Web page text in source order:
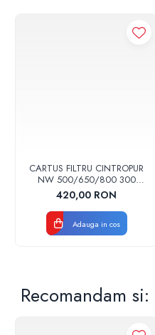
CARTUS FILTRU CINTROPUR
NW 500/650/800 300
MICRONI MANSOANE
FILTRARE SET 5BUC
420,00 RON
Adauga in cos
Recomandam si: